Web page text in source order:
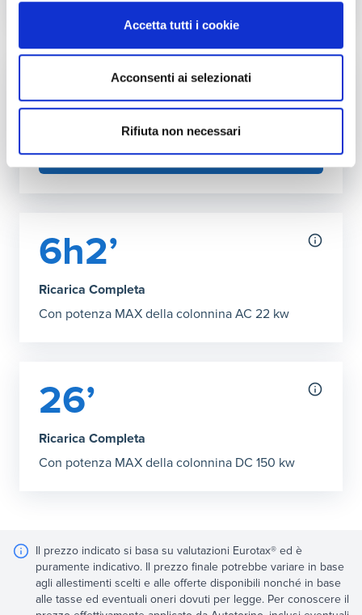
Accetta tutti i cookie
Acconsenti ai selezionati
Rifiuta non necessari
Grafico che mostra l'autonomia in chilometri ottenibile
26’ Ricarica Completa:431 km
Fai l'upgrade a più kW in casa
Puoi aumentare la potenza della tua rete
SCOPRI COME
6h2’
Ricarica Completa
Con potenza MAX della colonnina AC 22 kw
26’
Ricarica Completa
Con potenza MAX della colonnina DC 150 kw
Il prezzo indicato si basa su valutazioni Eurotax® ed è
puramente indicativo. Il prezzo finale potrebbe variare in base
agli allestimenti scelti e alle offerte disponibili nonché in base
alle tasse ed eventuali oneri dovuti per legge. Per conoscere il